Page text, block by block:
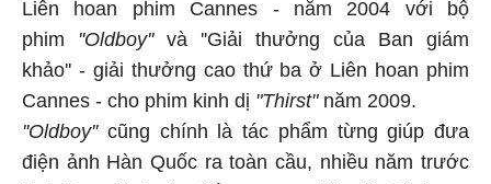
Liên hoan phim Cannes - năm 2004 với bộ
phim ''Oldboy''và ''Giải thưởng của Ban giám
khảo'' - giải thưởng cao thứ ba ở Liên hoan phim
Cannes - cho phim kinh dị "Thirst"năm 2009.
''Oldboy''cũng chính là tác phẩm từng giúp đưa
điện ảnh Hàn Quốc ra toàn cầu, nhiều năm trước